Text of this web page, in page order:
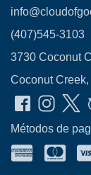
(407)545-3103
3730 Coconut
Coconut
Métodos de